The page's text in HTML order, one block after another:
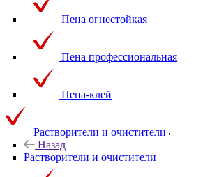
Пена огнестойкая
Пена профессиональная
Пена-клей
Растворители и очистители
Назад
Растворители и очистители